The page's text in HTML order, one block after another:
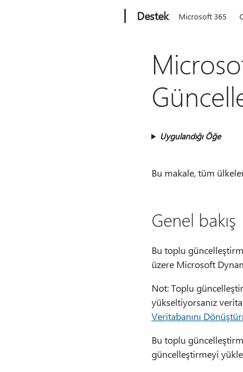
Destek Microsoft 365
Uygulandığı Öğe
Bu makale, tüm
Genel bakış
Bu toplu
üzere Microsoft
Not: Toplu
yükseltiyorsanız
Veritabanını
Bu toplu
güncelleştirmeyi